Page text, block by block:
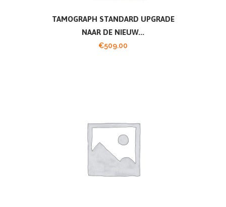
TAMOGRAPH STANDARD UPGRADE
NAAR DE NIEUW...
€509.00